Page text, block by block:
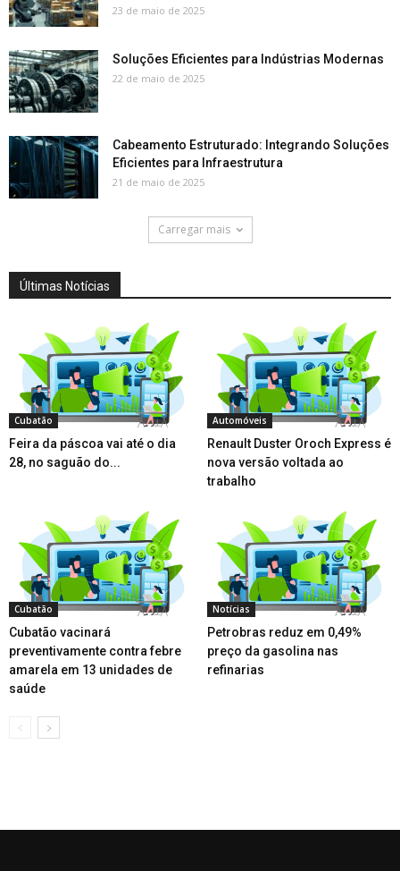
23 de maio de 2025
Soluções Eficientes para Indústrias Modernas
22 de maio de 2025
Cabeamento Estruturado: Integrando Soluções
Eficientes para Infraestrutura
21 de maio de 2025
Carregar mais
Últimas Notícias
Cubatão
Feira da páscoa vai até o dia
28, no saguão do...
Automóveis
Renault Duster Oroch Express é
nova versão voltada ao
trabalho
Cubatão
Cubatão vacinará
preventivamente contra febre
amarela em 13 unidades de
saúde
Notícias
Petrobras reduz em 0,49%
preço da gasolina nas
refinarias